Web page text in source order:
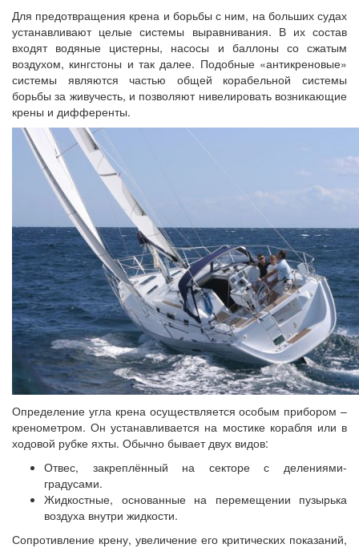
Для предотвращения крена и борьбы с ним, на больших судах
устанавливают целые системы выравнивания. В их состав
входят водяные цистерны, насосы и баллоны со сжатым
воздухом, кингстоны и так далее. Подобные «антикреновые»
системы являются частью общей корабельной системы
борьбы за живучесть, и позволяют нивелировать возникающие
крены и дифференты.
Определение угла крена осуществляется особым прибором –
кренометром. Он устанавливается на мостике корабля или в
ходовой рубке яхты. Обычно бывает двух видов:
Отвес, закреплённый на секторе с делениями-
градусами.
Жидкостные, основанные на перемещении пузырька
воздуха внутри жидкости.
Сопротивление крену, увеличение его критических показаний,